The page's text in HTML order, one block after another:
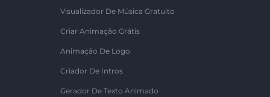
Visualizador De Música Gratuito
Criar Animação Grátis
Animação De Logo
Criador De Intros
Gerador De Texto Animado